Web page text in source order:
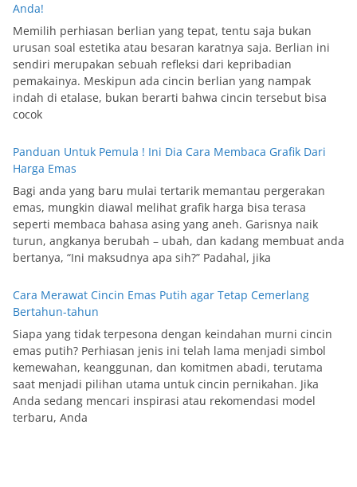
Anda!
Memilih perhiasan berlian yang tepat, tentu saja bukan
urusan soal estetika atau besaran karatnya saja. Berlian ini
sendiri merupakan sebuah refleksi dari kepribadian
pemakainya. Meskipun ada cincin berlian yang nampak
indah di etalase, bukan berarti bahwa cincin tersebut bisa
cocok
Panduan Untuk Pemula ! Ini Dia Cara Membaca Grafik Dari
Harga Emas
Bagi anda yang baru mulai tertarik memantau pergerakan
emas, mungkin diawal melihat grafik harga bisa terasa
seperti membaca bahasa asing yang aneh. Garisnya naik
turun, angkanya berubah – ubah, dan kadang membuat anda
bertanya, “Ini maksudnya apa sih?” Padahal, jika
Cara Merawat Cincin Emas Putih agar Tetap Cemerlang
Bertahun-tahun
Siapa yang tidak terpesona dengan keindahan murni cincin
emas putih? Perhiasan jenis ini telah lama menjadi simbol
kemewahan, keanggunan, dan komitmen abadi, terutama
saat menjadi pilihan utama untuk cincin pernikahan. Jika
Anda sedang mencari inspirasi atau rekomendasi model
terbaru, Anda